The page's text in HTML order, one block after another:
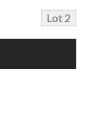
Lot 2